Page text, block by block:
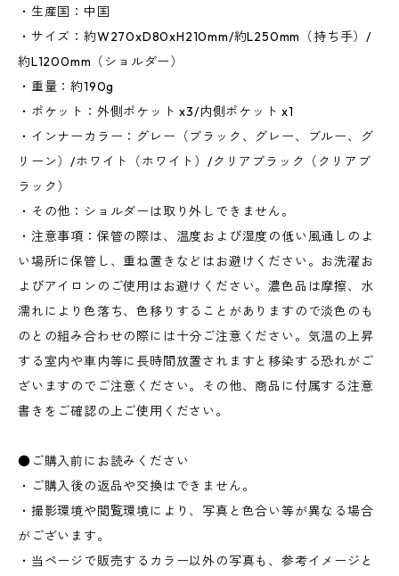
・生産国：中国
・サイズ：約W270xD80xH210mm/約L250mm（持ち手）/
約L1200mm（ショルダー）
・重量：約190g
・ポケット：外側ポケット x3/内側ポケット x1
・インナーカラー：グレー（ブラック、グレー、ブルー、グ
リーン）/ホワイト（ホワイト）/クリアブラック（クリアブ
ラック）
・その他：ショルダーは取り外しできません。
・注意事項：保管の際は、温度および湿度の低い風通しのよ
い場所に保管し、重ね置きなどはお避けください。お洗濯お
よびアイロンのご使用はお避けください。濃色品は摩擦、水
濡れにより色落ち、色移りすることがありますので淡色のも
のとの組み合わせの際には十分ご注意ください。気温の上昇
する室内や車内等に長時間放置されますと移染する恐れがご
ざいますのでご注意ください。その他、商品に付属する注意
書きをご確認の上ご使用ください。
●ご購入前にお読みください
・ご購入後の返品や交換はできません。
・撮影環境や閲覧環境により、写真と色合い等が異なる場合
がございます。
・当ページで販売するカラー以外の写真も、参考イメージと